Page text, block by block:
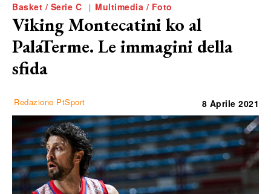
Basket / Serie C Multimedia / Foto
Viking Montecatini ko al
PalaTerme. Le immagini della
sfida
Redazione PtSport 8 Aprile 2021